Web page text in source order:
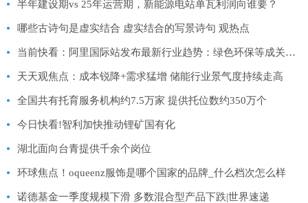
半年建设期vs 25年运营期，新能源电站单瓦利润向谁要？
哪些古诗句是虚实结合 虚实结合的写景诗句 观热点
当前快看：阿里国际站发布最新行业趋势：绿色环保等成关键词
天天观焦点：成本锐降+需求猛增 储能行业景气度持续走高
全国共有托育服务机构约7.5万家 提供托位数约350万个
今日快看!智利加快推动锂矿国有化
湖北面向台青提供千余个岗位
环球焦点！oqueenz服饰是哪个国家的品牌_什么档次怎么样
诺德基金一季度规模下滑 多数混合型产品下跌|世界速递